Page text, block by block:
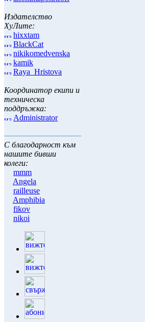
Издателство
ХуЛите:
hixxtam
BlackCat
nikikomedvenska
kamik
Raya_Hristova
Координатор екипи и
техническа
поддръжка:
Administrator
С благодарност към
нашите бивши
колеги:
mmm
Angela
railleuse
Amphibia
fikov
nikoi